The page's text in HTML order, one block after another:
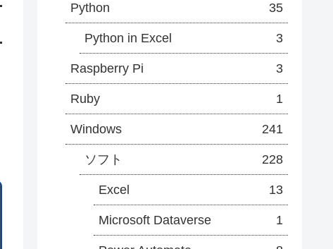
Python 35
Python in Excel 3
Raspberry Pi 3
Ruby 1
Windows 241
ソフト 228
Excel 13
Microsoft Dataverse 1